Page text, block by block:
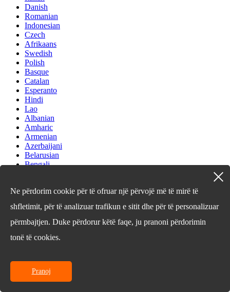
Danish
Romanian
Indonesian
Czech
Afrikaans
Swedish
Polish
Basque
Catalan
Esperanto
Hindi
Lao
Albanian
Amharic
Armenian
Azerbaijani
Belarusian
Bengali
Cebuano
Corsican
Croatian
Dutch
Estonian
Galician
Georgian
Ne përdorim cookie për të ofruar një përvojë më të mirë të
shfletimit, për të analizuar trafikun e sitit dhe për të personalizuar
përmbajtjen. Duke përdorur këtë faqe, ju pranoni përdorimin
tonë të cookies.
Pranoj